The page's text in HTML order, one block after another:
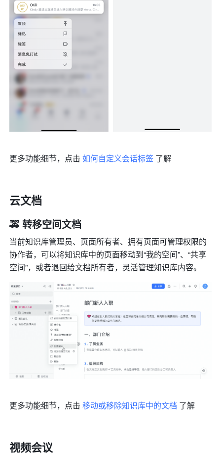
更多功能细节，点击 如何自定义会话标签 了解
云文档
🚕 转移空间文档
当前知识库管理员、页面所有者、拥有页面可管理权限的
协作者，可以将知识库中的页面移动到“我的空间”、“共享
空间”，或者退回给文档所有者，灵活管理知识库内容。
更多功能细节，点击 移动或移除知识库中的文档 了解
视频会议